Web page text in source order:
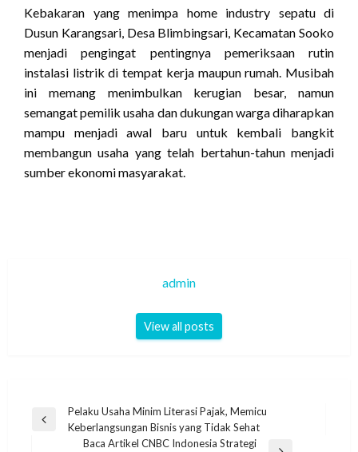
Kebakaran yang menimpa home industry sepatu di
Dusun Karangsari, Desa Blimbingsari, Kecamatan Sooko
menjadi pengingat pentingnya pemeriksaan rutin
instalasi listrik di tempat kerja maupun rumah. Musibah
ini memang menimbulkan kerugian besar, namun
semangat pemilik usaha dan dukungan warga diharapkan
mampu menjadi awal baru untuk kembali bangkit
membangun usaha yang telah bertahun-tahun menjadi
sumber ekonomi masyarakat.
admin
View all posts
Navigasi
Previous
Pelaku Usaha Minim Literasi Pajak, Memicu
Keberlangsungan Bisnis yang Tidak Sehat
Baca Artikel CNBC Indonesia Strategi